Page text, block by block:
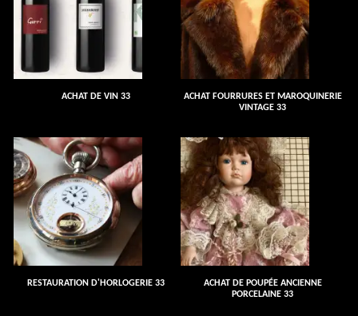
ACHAT DE VIN 33
ACHAT FOURRURES ET MAROQUINERIE
VINTAGE 33
RESTAURATION D'HORLOGERIE 33
ACHAT DE POUPÉE ANCIENNE
PORCELAINE 33